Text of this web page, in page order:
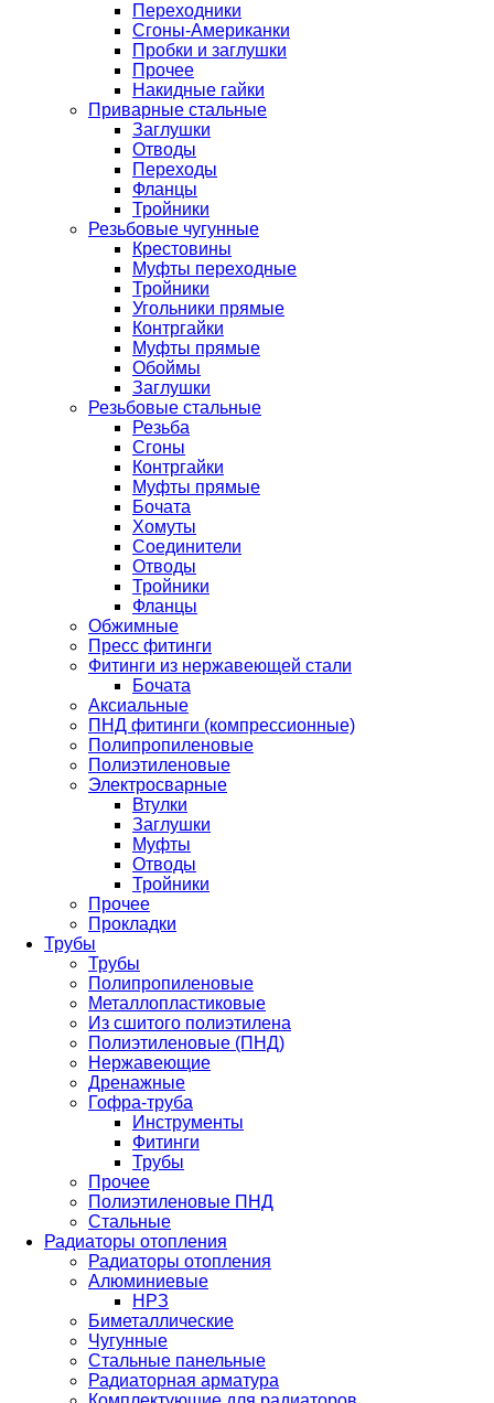
Переходники
Сгоны-Американки
Пробки и заглушки
Прочее
Накидные гайки
Приварные стальные
Заглушки
Отводы
Переходы
Фланцы
Тройники
Резьбовые чугунные
Крестовины
Муфты переходные
Тройники
Угольники прямые
Контргайки
Муфты прямые
Обоймы
Заглушки
Резьбовые стальные
Резьба
Сгоны
Контргайки
Муфты прямые
Бочата
Хомуты
Соединители
Отводы
Тройники
Фланцы
Обжимные
Пресс фитинги
Фитинги из нержавеющей стали
Бочата
Аксиальные
ПНД фитинги (компрессионные)
Полипропиленовые
Полиэтиленовые
Электросварные
Втулки
Заглушки
Муфты
Отводы
Тройники
Прочее
Прокладки
Трубы
Трубы
Полипропиленовые
Металлопластиковые
Из сшитого полиэтилена
Полиэтиленовые (ПНД)
Нержавеющие
Дренажные
Гофра-труба
Инструменты
Фитинги
Трубы
Прочее
Полиэтиленовые ПНД
Стальные
Радиаторы отопления
Радиаторы отопления
Алюминиевые
НРЗ
Биметаллические
Чугунные
Стальные панельные
Радиаторная арматура